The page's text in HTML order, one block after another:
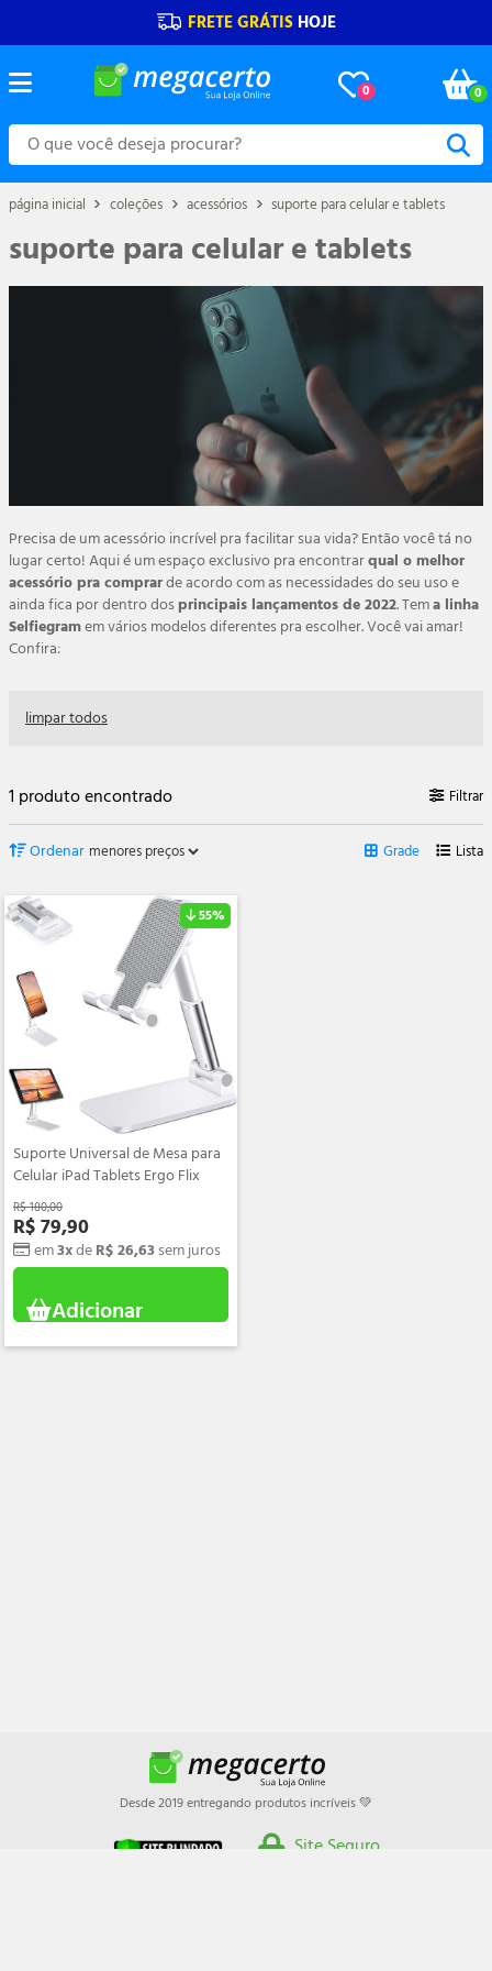
FRETE GRÁTISHOJE
0 0
página inicial coleções acessórios suporte para celular e tablets
suporte para celular e tablets
Precisa de um acessório incrível pra facilitar sua vida? Então você tá no
lugar certo! Aqui é um espaço exclusivo pra encontrarqual o melhor
acessório pra comprarde acordo com as necessidades do seu uso e
ainda fica por dentro dos principais lançamentos de 2022. Tema linha
Selfiegramem vários modelos diferentes pra escolher. Você vai amar!
Confira:
limpar todos
1 produto encontrado Filtrar
Ordenar Grade Lista
55%
Suporte Universal de Mesa para
Celular iPad Tablets Ergo Flix
R$ 180,00
R$ 79,90
em3xde R$ 26,63 sem juros
Adicionar
Desde 2019 entregando produtos incríveis 💚
Site Seguro